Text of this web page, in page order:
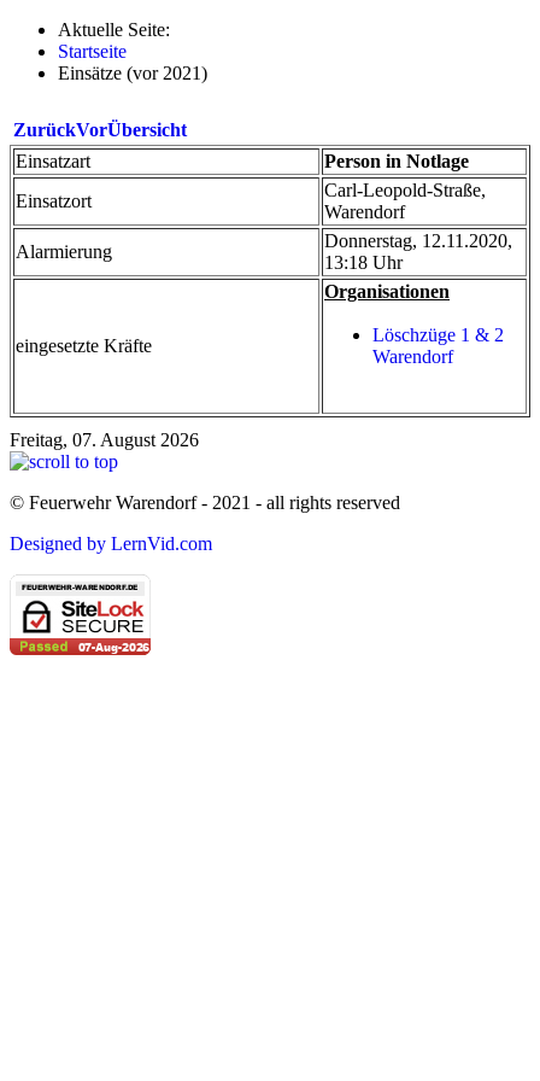
Aktuelle Seite:
Startseite
Einsätze (vor 2021)
ZurückVorÜbersicht
Einsatzart
Person in Notlage
Einsatzort
Carl-Leopold-Straße,
Warendorf
Alarmierung
Donnerstag, 12.11.2020,
13:18 Uhr
eingesetzte Kräfte
Organisationen
Löschzüge 1 & 2
Warendorf
Freitag, 07. August 2026
© Feuerwehr Warendorf - 2021 - all rights reserved
Designed by LernVid.com